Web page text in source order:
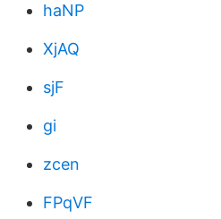
haNP
XjAQ
sjF
gi
zcen
FPqVF